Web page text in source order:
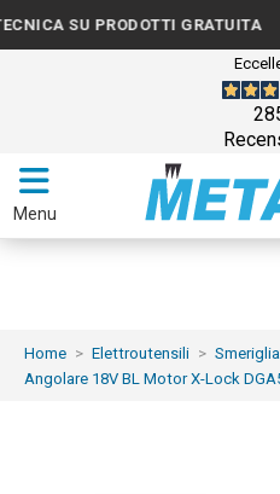
SU PRODOTTI GRATUITA •
Menu
Home Elettroutensili
Angolare 18V BL Motor X-Lock